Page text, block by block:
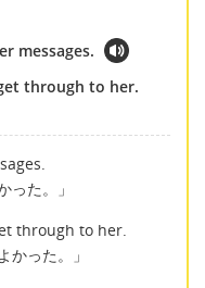
messages.
through to her.
った。」
through to her.
かった。」